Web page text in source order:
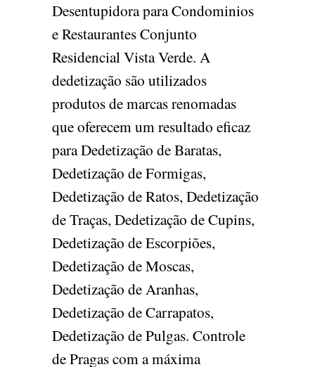
Desentupidora para Condominios
e Restaurantes Conjunto
Residencial Vista Verde. A
dedetização são utilizados
produtos de marcas renomadas
que oferecem um resultado eficaz
para Dedetização de Baratas,
Dedetização de Formigas,
Dedetização de Ratos, Dedetização
de Traças, Dedetização de Cupins,
Dedetização de Escorpiões,
Dedetização de Moscas,
Dedetização de Aranhas,
Dedetização de Carrapatos,
Dedetização de Pulgas. Controle
de Pragas com a máxima